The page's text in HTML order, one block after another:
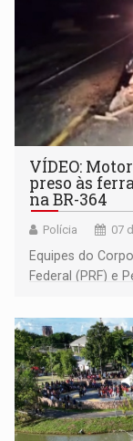
VÍDEO:
preso às
na BR-364
Polícia 07
Equipes do
Federal (PRF) e